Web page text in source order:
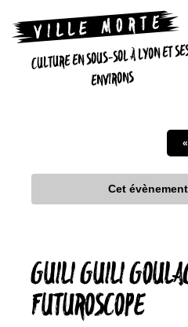
CULTURE EN SOUS-SOL À LYON ET
ENVIRONS
Cet
GUILI GUILI
FUTUROSCOPE